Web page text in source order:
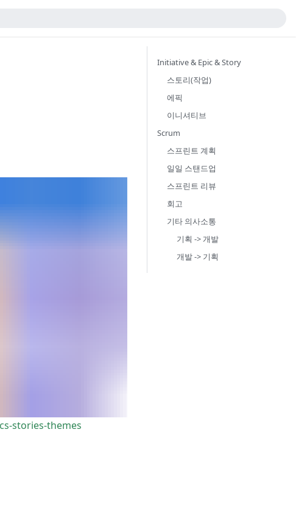
stories-themes
Initiative & Epic & Story
스토리(작업)
에픽
이니셔티브
Scrum
스프린트 계획
일일 스탠드업
스프린트 리뷰
회고
기타 의사소통
기획 -> 개발
개발 -> 기획